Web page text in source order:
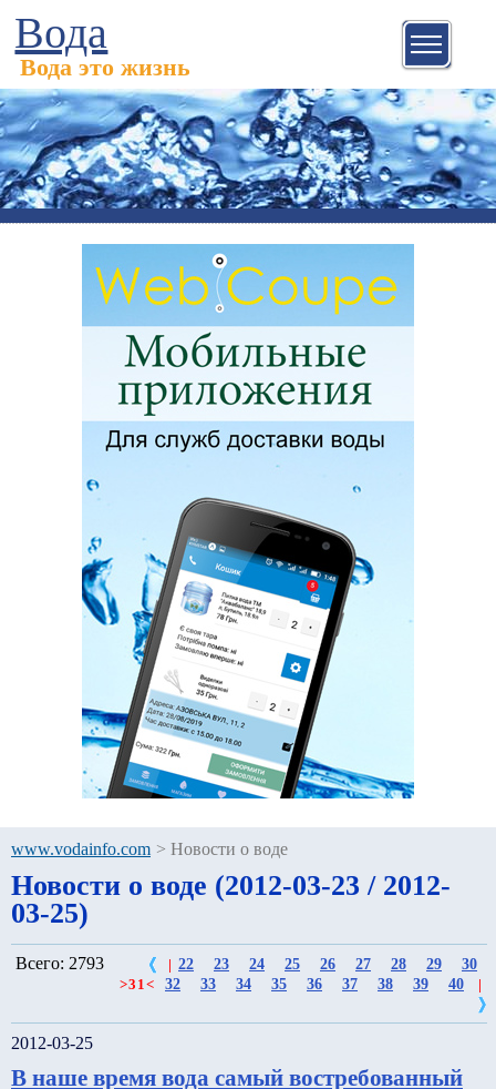
Вода
Вода это жизнь
www.vodainfo.com > Новости о воде
Новости о воде (2012-03-23 / 2012-
03-25)
Всего: 2793 22 23 24 25 26 27 28 29 30
>31< 32 33 34 35 36 37 38 39 40
2012-03-25
В наше время вода самый востребованный